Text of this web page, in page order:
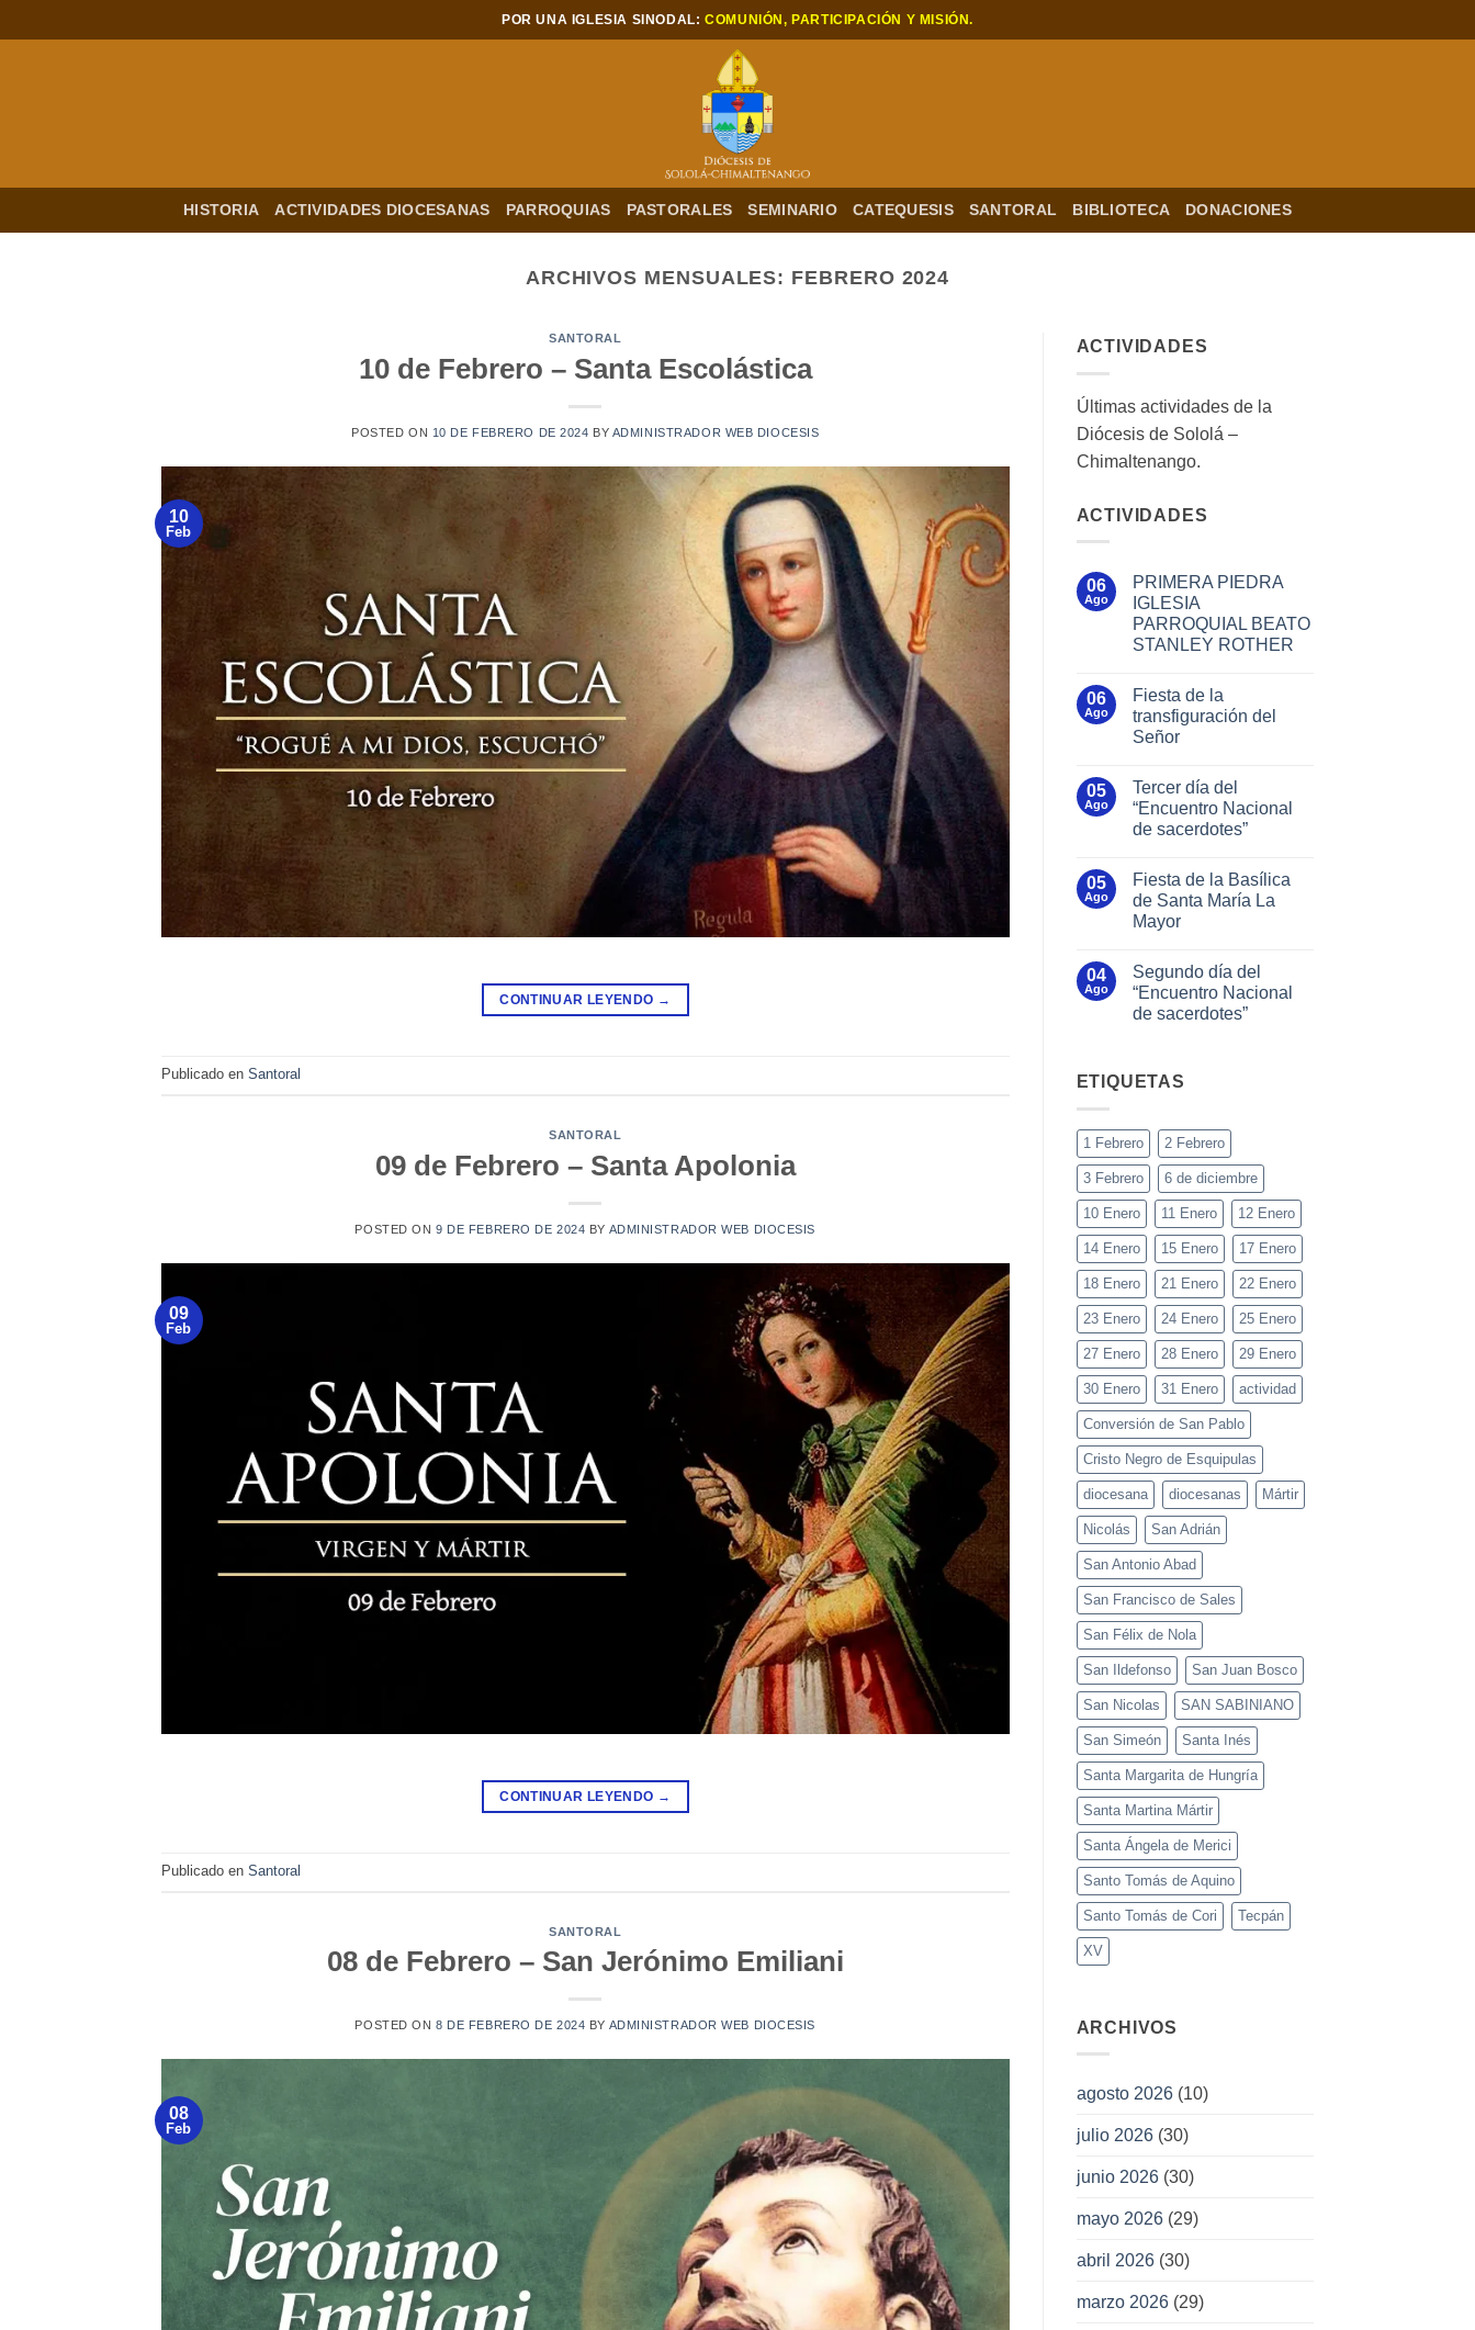
al
POR UNA IGLESIA SINODAL:COMUNIÓN, PARTICIPACIÓN Y MISIÓN.
HISTORIA ACTIVIDADES DIOCESANAS PARROQUIAS PASTORALES SEMINARIO CATEQUESIS SANTORAL BIBLIOTECA DONACIONES
ARCHIVOS MENSUALES: FEBRERO 2024
SANTORAL
10 de Febrero – Santa Escolástica
POSTED ON 10 DE FEBRERO DE 2024 BY ADMINISTRADOR WEB DIOCESIS
10
Feb
CONTINUAR LEYENDO →
Publicado en Santoral
SANTORAL
09 de Febrero – Santa Apolonia
POSTED ON9 DE FEBRERO DE 2024 BY ADMINISTRADOR WEB DIOCESIS
09
Feb
CONTINUAR LEYENDO →
Publicado en Santoral
SANTORAL
08 de Febrero – San Jerónimo Emiliani
POSTED ON8 DE FEBRERO DE 2024 BY ADMINISTRADOR WEB DIOCESIS
08
Feb
ACTIVIDADES
Últimas actividades de la
Diócesis de Sololá –
Chimaltenango.
ACTIVIDADES
06
Ago
PRIMERA PIEDRA
IGLESIA
PARROQUIAL BEATO
STANLEY ROTHER
06
Ago
Fiesta de la
transfiguración del
Señor
05
Ago
Tercer día del
“Encuentro Nacional
de sacerdotes”
05
Ago
Fiesta de la Basílica
de Santa María La
Mayor
04
Ago
Segundo día del
“Encuentro Nacional
de sacerdotes”
ETIQUETAS
1 Febrero 2 Febrero
3 Febrero 6 de diciembre
10 Enero 11 Enero 12 Enero
14 Enero 15 Enero 17 Enero
18 Enero 21 Enero 22 Enero
23 Enero 24 Enero 25 Enero
27 Enero 28 Enero 29 Enero
30 Enero 31 Enero actividad
Conversión de San Pablo
Cristo Negro de Esquipulas
diocesana diocesanas Mártir
Nicolás San Adrián
San Antonio Abad
San Francisco de Sales
San Félix de Nola
San Ildefonso San Juan Bosco
San Nicolas SAN SABINIANO
San Simeón Santa Inés
Santa Margarita de Hungría
Santa Martina Mártir
Santa Ángela de Merici
Santo Tomás de Aquino
Santo Tomás de Cori Tecpán
XV
ARCHIVOS
agosto 2026(10)
julio 2026(30)
junio 2026(30)
mayo 2026(29)
abril 2026(30)
marzo 2026(29)